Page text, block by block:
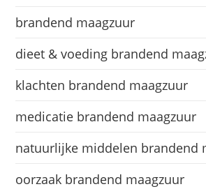
brandend maagzuur
dieet & voeding brandend
klachten brandend maagzuur
medicatie brandend maagzuur
natuurlijke middelen brandend
oorzaak brandend maagzuur